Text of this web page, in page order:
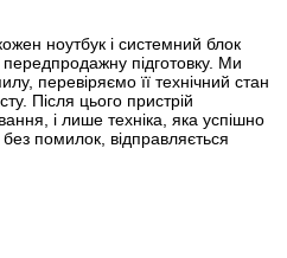
ноутбук і системний блок
підготовку. Ми
перевіряємо її технічний стан
Після цього пристрій
і лише техніка, яка успішно
помилок, відправляється